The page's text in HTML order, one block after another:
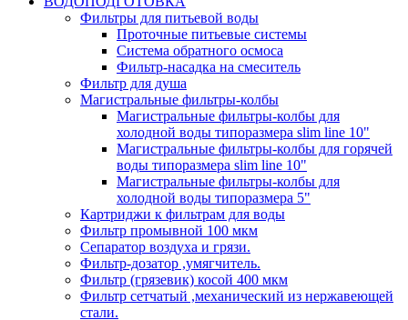
Фильтры для питьевой воды
Проточные питьевые системы
Система обратного осмоса
Фильтр-насадка на смеситель
Фильтр для душа
Магистральные фильтры-колбы
Магистральные фильтры-колбы для
холодной воды типоразмера slim line 10"
Магистральные фильтры-колбы для горячей
воды типоразмера slim line 10"
Магистральные фильтры-колбы для
холодной воды типоразмера 5"
Картриджи к фильтрам для воды
Фильтр промывной 100 мкм
Сепаратор воздуха и грязи.
Фильтр-дозатор ,умягчитель.
Фильтр (грязевик) косой 400 мкм
Фильтр сетчатый ,механический из нержавеющей
стали.